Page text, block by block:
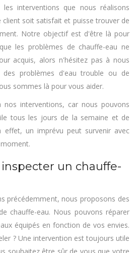
interventions que nous réalisons
client soit satisfait et puisse trouver de
Notre objectif est d'être là pour
les problèmes de chauffe-eau ne
acquis, alors n'hésitez pas à nous
problèmes d'eau trouble ou de
sommes là pour vous aider.
interventions, car nous pouvons
tous les jours de la semaine et de
effet, un imprévu peut survenir avec
un chauffe-
précédemment, nous proposons des
chauffe-eau. Nous pouvons réparer
équipés en fonction de vos envies.
? Une intervention est toujours utile